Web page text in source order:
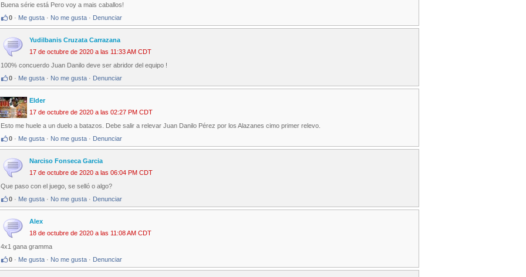
Buena série está Pero voy a mais caballos!
0 · Me gusta · No me gusta · Denunciar
Yudilbanis Cruzata Carrazana
17 de octubre de 2020 a las 11:33 AM CDT
100% concuerdo Juan Danilo deve ser abridor del equipo !
0 · Me gusta · No me gusta · Denunciar
Elder
17 de octubre de 2020 a las 02:27 PM CDT
Esto me huele a un duelo a batazos. Debe salir a relevar Juan Danilo Pérez por los Alazanes cimo primer relevo.
0 · Me gusta · No me gusta · Denunciar
Narciso Fonseca Garcia
17 de octubre de 2020 a las 06:04 PM CDT
Que paso con el juego, se selló o algo?
0 · Me gusta · No me gusta · Denunciar
Alex
18 de octubre de 2020 a las 11:08 AM CDT
4x1 gana gramma
0 · Me gusta · No me gusta · Denunciar